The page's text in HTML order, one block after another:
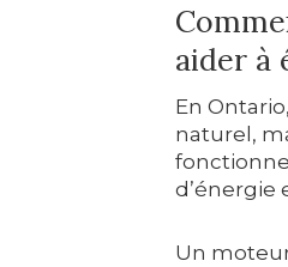
aider à
En
naturel,
d’énergie
Un